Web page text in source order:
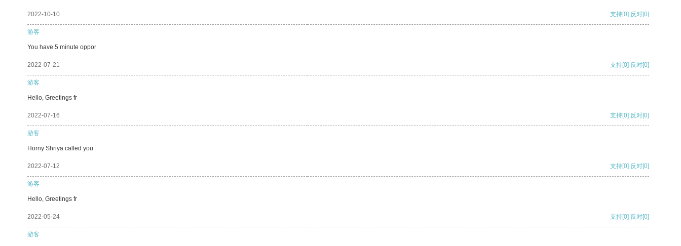
2022-10-10 支持[0] 反对[0]
游客
You have 5 minute oppor
2022-07-21 支持[0] 反对[0]
游客
Hello, Greetings fr
2022-07-16 支持[0] 反对[0]
游客
Horny Shriya called you
2022-07-12 支持[0] 反对[0]
游客
Hello, Greetings fr
2022-05-24 支持[0] 反对[0]
游客